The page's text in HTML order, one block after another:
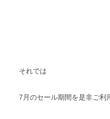
それでは
7月のセール期間を是非ご利